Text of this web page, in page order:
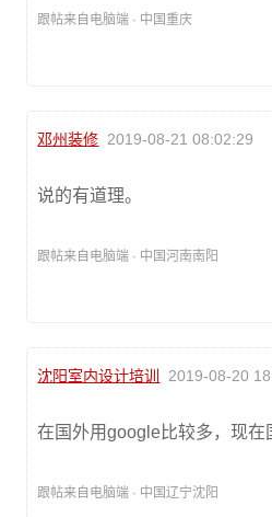
跟帖来自电脑端 · 中国重庆
邓州装修 2019-08-21 08:02:29
说的有道理。
跟帖来自电脑端 · 中国河南南阳
沈阳室内设计培训 2019-08-20
在国外用google比较多，现在
跟帖来自电脑端 · 中国辽宁沈阳